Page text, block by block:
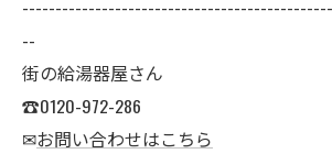
--
街の給湯器屋さん
☎0120-972-286
✉お問い合わせはこちら